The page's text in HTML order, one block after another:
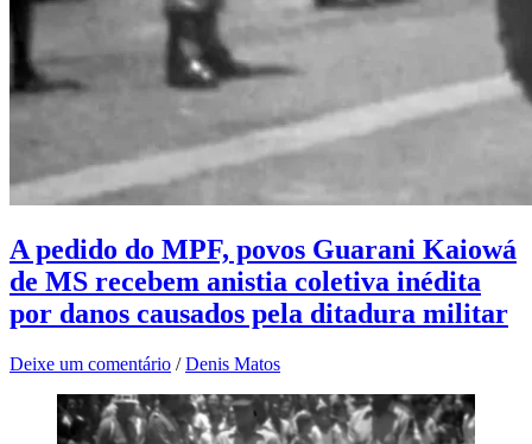
A pedido do MPF, povos Guarani Kaiowá
de MS recebem anistia coletiva inédita
por danos causados pela ditadura militar
Deixe um comentário /Denis Matos